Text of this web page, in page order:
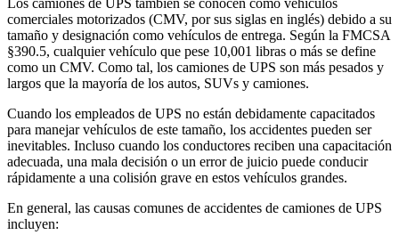
comerciales motorizados (CMV, por sus siglas en inglés) debido a su
tamaño y designación como vehículos de entrega. Según la FMCSA
§390.5, cualquier vehículo que pese 10,001 libras o más se define
como un CMV. Como tal, los camiones de UPS son más pesados y
largos que la mayoría de los autos, SUVs y camiones.
Cuando los empleados de UPS no están debidamente capacitados
para manejar vehículos de este tamaño, los accidentes pueden ser
inevitables. Incluso cuando los conductores reciben una capacitación
adecuada, una mala decisión o un error de juicio puede conducir
rápidamente a una colisión grave en estos vehículos grandes.
En general, las causas comunes de accidentes de camiones de UPS
incluyen: